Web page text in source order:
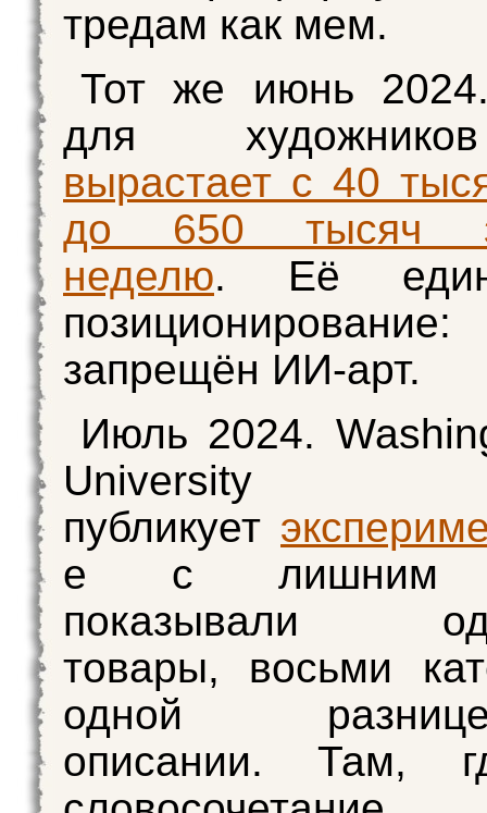
тредам как мем.
Тот же июнь
для
вырастает с 40
до 650 тысяч
неделю. Её
запрещён ИИ-арт.
Июль 2024.
University
публикует
е с лишним
показывали
товары, восьми
одной
описании. Там,